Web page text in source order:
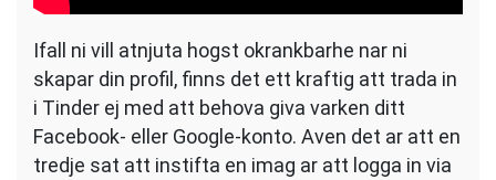
Ifall ni vill atnjuta hogst okrankbarhe nar ni
skapar din profil, finns det ett kraftig att trada in
i Tinder ej med att behova giva varken ditt
Facebook- eller Google-konto. Aven det ar att en
tredje sat att instifta en imag ar att logga in via